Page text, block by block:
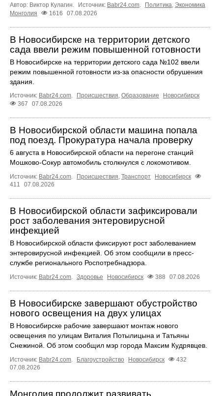
Автор: Виктор Кулагин. Источник: Babr24.com Политика Экономика
Монголия
1616 07.08.2026
В Новосибирске на территории детского
сада ввели режим повышенной готовности
В Новосибирске на территории детского сада №102 ввели
режим повышенной готовности из-за опасности обрушения
здания.
Источник: Babr24.com Происшествия Образование
Новосибирск
367
07.08.2026
В Новосибирской области машина попала
под поезд. Прокуратура начала проверку
6 августа в Новосибирской области на перегоне станций
Мошково-Сокур автомобиль столкнулся с локомотивом.
Источник: Babr24.com. Происшествия, Транспорт
Новосибирск
411
07.08.2026
В Новосибирской области зафиксировали
рост заболевания энтеровирусной
инфекцией
В Новосибирской области фиксируют рост заболеванием
энтеровирусной инфекцией. Об этом сообщили в пресс-
службе регионального Роспотребнадзора.
Источник: Babr24.com. Здоровье Новосибирск 388 07.08.2026
В Новосибирске завершают обустройство
нового освещения на двух улицах
В Новосибирске рабочие завершают монтаж нового
освещения по улицам Виталия Потылицына и Татьяны
Снежиной. Об этом сообщил мэр города Максим Кудрявцев.
Источник: Babr24.com. Благоустройство Новосибирск
432
07.08.2026
Монголия продолжит развивать